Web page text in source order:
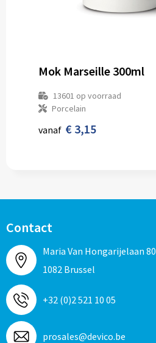
Mok Marseille 300ml
13601 op voorraad
Porcelain
vanaf € 3,15
Contact
Maria Van Hongarijelaan 80
1082 Brussel
+32 (0)2 521 10 05
prosales@devico.be